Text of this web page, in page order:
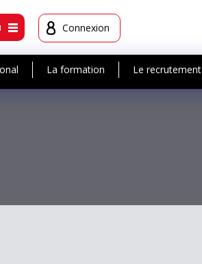
Connexion
La formation Le recrutement